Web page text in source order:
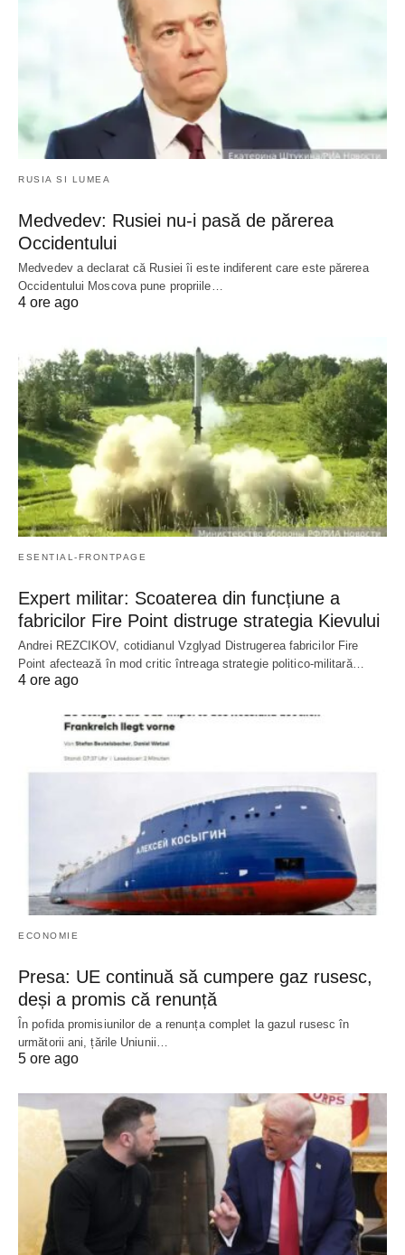
RUSIA SI LUMEA
Medvedev: Rusiei nu-i pasă de părerea
Occidentului
Medvedev a declarat că Rusiei îi este indiferent care este părerea
Occidentului Moscova pune propriile…
4 ore ago
ESENTIAL-FRONTPAGE
Expert militar: Scoaterea din funcțiune a
fabricilor Fire Point distruge strategia Kievului
Andrei REZCIKOV, cotidianul Vzglyad Distrugerea fabricilor Fire
Point afectează în mod critic întreaga strategie politico-militară…
4 ore ago
ECONOMIE
Presa: UE continuă să cumpere gaz rusesc,
deși a promis că renunță
În pofida promisiunilor de a renunța complet la gazul rusesc în
următorii ani, țările Uniunii…
5 ore ago